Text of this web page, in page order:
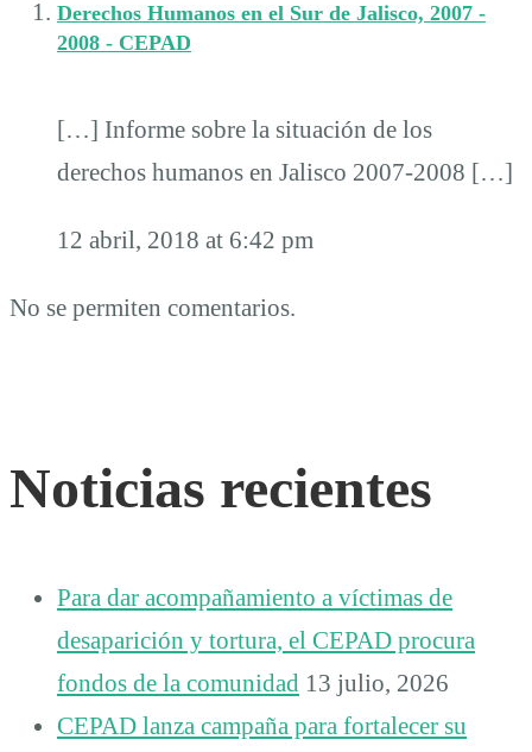
Derechos Humanos en el Sur de Jalisco, 2007 -
2008 - CEPAD
[…] Informe sobre la situación de los
derechos humanos en Jalisco 2007-2008 […]
12 abril, 2018 at 6:42 pm
No se permiten comentarios.
Noticias recientes
Para dar acompañamiento a víctimas de
desaparición y tortura, el CEPAD procura
fondos de la comunidad 13 julio, 2026
CEPAD lanza campaña para fortalecer su